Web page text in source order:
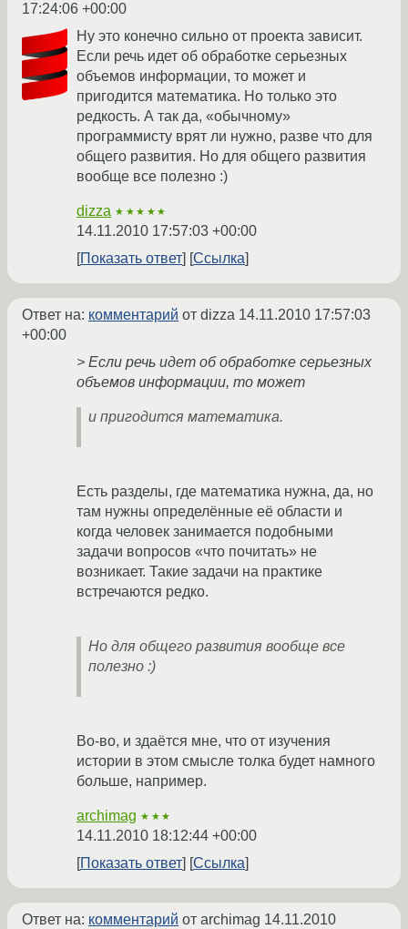
17:24:06 +00:00
Ну это конечно сильно от проекта зависит.
Если речь идет об обработке серьезных
объемов информации, то может и
пригодится математика. Но только это
редкость. А так да, «обычному»
программисту врят ли нужно, разве что для
общего развития. Но для общего развития
вообще все полезно :)
dizza ★★★★★
14.11.2010 17:57:03 +00:00
Показать ответ
Ссылка
Ответ на: комментарий от dizza 14.11.2010 17:57:03
+00:00
> Если речь идет об обработке серьезных
объемов информации, то может
и пригодится математика.
Есть разделы, где математика нужна, да, но
там нужны определённые её области и
когда человек занимается подобными
задачи вопросов «что почитать» не
возникает. Такие задачи на практике
встречаются редко.
Но для общего развития вообще все
полезно :)
Во-во, и здаётся мне, что от изучения
истории в этом смысле толка будет намного
больше, например.
archimag ★★★
14.11.2010 18:12:44 +00:00
Показать ответ
Ссылка
Ответ на: комментарий от archimag 14.11.2010